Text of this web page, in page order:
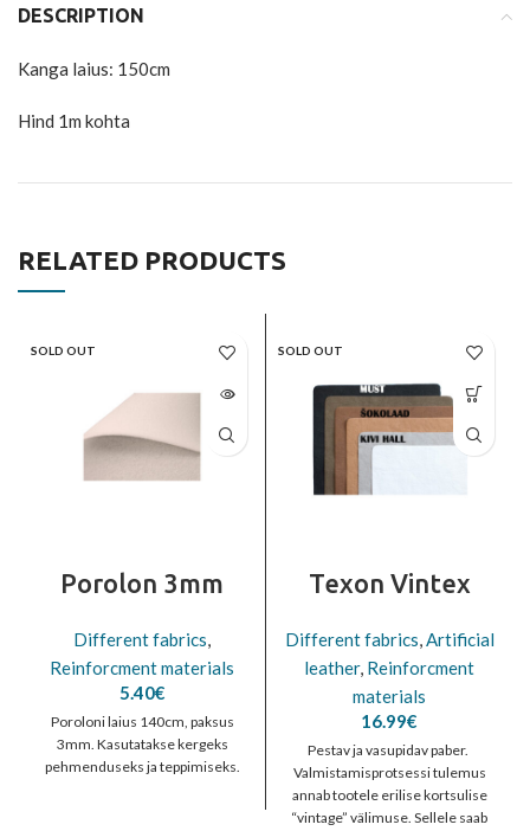
DESCRIPTION
Kanga laius: 150cm
Hind 1m kohta
RELATED PRODUCTS
SOLD OUT
Porolon 3mm
Different fabrics,
Reinforcment materials
5.40€
Poroloni laius 140cm, paksus
3mm. Kasutatakse kergeks
pehmenduseks ja teppimiseks.
SOLD OUT
Texon Vintex
Different fabrics,Artificial
leather, Reinforcment
materials
16.99€
Pestav ja vasupidav paber.
Valmistamisprotsessi tulemus
annab tootele erilise kortsulise
“vintage” välimuse. Sellele saab